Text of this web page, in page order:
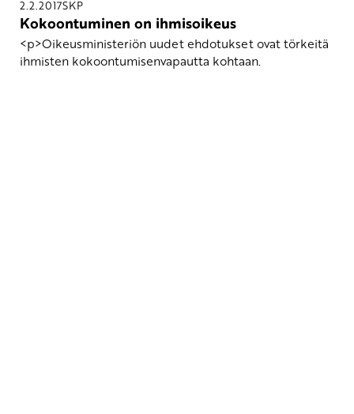
2.2.2017SKP
Kokoontuminen on ihmisoikeus
<p>Oikeusministeriön uudet ehdotukset ovat törkeitä
ihmisten kokoontumisenvapautta kohtaan.